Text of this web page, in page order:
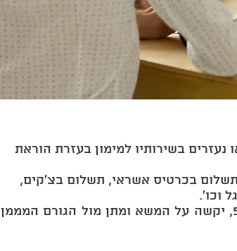
נעזרים בשירותיו למימון בעזרת הוראת
תשלום בכרטיס אשראי, תשלום בצ'קים,
וכו'.
ההתנהלות מדורגת בציון מ- 0 ועד 1000 כאשר ציון נמוך מ- 500, יקשה על המשא ומתן מול הגורם המממן